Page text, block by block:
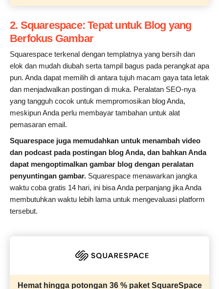
2. Squarespace: Tepat untuk Blog yang
Berfokus Gambar
Squarespace terkenal dengan templatnya yang bersih dan
elok dan mudah diubah serta tampil bagus pada perangkat apa
pun. Anda dapat memilih di antara tujuh macam gaya tata letak
dan menjadwalkan postingan di muka. Peralatan SEO-nya
yang tangguh cocok untuk mempromosikan blog Anda,
meskipun Anda perlu membayar tambahan untuk alat
pemasaran email.
Squarespace juga memudahkan untuk menambah video
dan podcast pada postingan blog Anda, dan bahkan Anda
dapat mengoptimalkan gambar blog dengan peralatan
penyuntingan gambar. Squarespace menawarkan jangka
waktu coba gratis 14 hari, ini bisa Anda perpanjang jika Anda
membutuhkan waktu lebih lama untuk mengevaluasi platform
tersebut.
Hemat hingga potongan 36 % paket SquareSpace